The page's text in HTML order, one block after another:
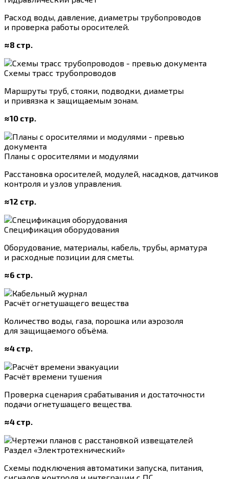
Расход воды, давление, диаметры трубопроводов
и проверка работы оросителей.
≈8 стр.
Схемы трасс трубопроводов
Маршруты труб, стояки, подводки, диаметры
и привязка к защищаемым зонам.
≈10 стр.
Планы с оросителями и модулями
Расстановка оросителей, модулей, насадков, датчиков
контроля и узлов управления.
≈12 стр.
Спецификация оборудования
Оборудование, материалы, кабель, трубы, арматура
и расходные позиции для сметы.
≈6 стр.
Расчёт огнетушащего вещества
Количество воды, газа, порошка или аэрозоля
для защищаемого объёма.
≈4 стр.
Расчёт времени тушения
Проверка сценария срабатывания и достаточности
подачи огнетушащего вещества.
≈4 стр.
Раздел «Электротехнический»
Схемы подключения автоматики запуска, питания,